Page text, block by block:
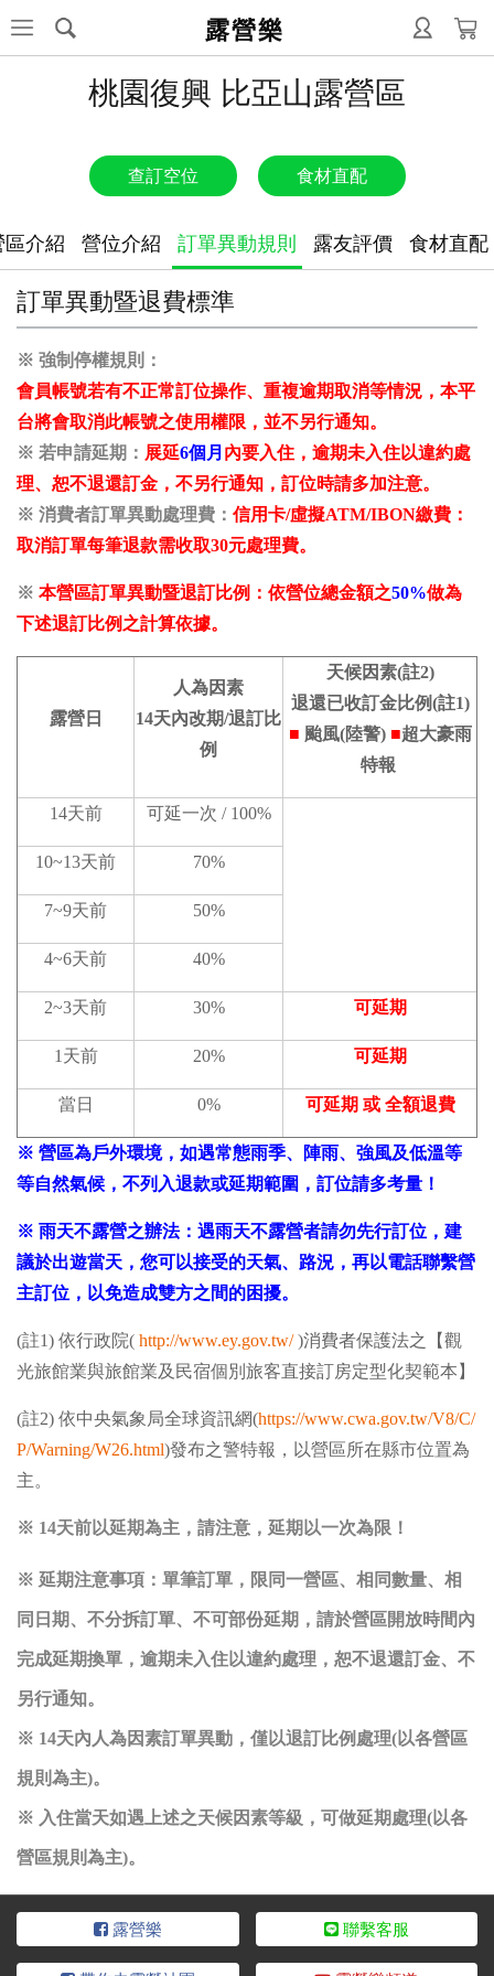
露營樂
桃園復興 比亞山露營區
查訂空位 食材直配
區介紹 營位介紹 訂單異動規則 露友評價 食材直配
訂單異動暨退費標準
※ 強制停權規則：
會員帳號若有不正常訂位操作、重複逾期取消等情況，本平
台將會取消此帳號之使用權限，並不另行通知。
※ 若申請延期： 展延6個月 內要入住，逾期未入住以違約處
理、恕不退還訂金，不另行通知， 訂位時請多加注意。
※ 消費者訂單異動處理費： 信用卡/虛擬ATM/IBON繳費：
取消訂單每筆退款需收取30元處理費。
※ 本營區訂單異動暨退訂比例： 依營位總金額之50%做為
下述退訂比例之計算依據。
露營日
人為因素
14天內改期/退訂比
例
天候因素(註2)
退還已收訂金比例(註1)
■ 颱風(陸警) ■超大豪雨
特報
14天前 可延一次 / 100%
10~13天前 70%
7~9天前 50%
4~6天前 40%
2~3天前 30% 可延期
1天前 20% 可延期
當日 0% 可延期 或 全額退費
※ 營區為戶外環境，如遇常態雨季、陣雨、強風及低溫等
等自然氣候，不列入退款或延期範圍，訂位請多考量！
※ 雨天不露營之辦法：遇雨天不露營者請勿先行訂位，建
議於出遊當天，您可以接受的天氣、路況，再以電話聯繫營
主訂位，以免造成雙方之間的困擾。
(註1) 依行政院( http://www.ey.gov.tw/)消費者保護法之【觀
光旅館業與旅館業及民宿個別旅客直接訂房定型化契範本】
(註2) 依中央氣象局全球資訊網(https://www.cwa.gov.tw/V8/C/
P/Warning/W26.html)發布之警特報，以營區所在縣市位置為
主。
※ 14天前以延期為主，請注意，延期以一次為限！
※ 延期注意事項：單筆訂單，限同一營區、相同數量、相
同日期、不分拆訂單、不可部份延期，請於營區開放時間內
完成延期換單，逾期未入住以違約處理，恕不退還訂金、不
另行通知。
※ 14天內人為因素訂單異動，僅以退訂比例處理(以各營區
規則為主)。
※ 入住當天如遇上述之天候因素等級，可做延期處理(以各
營區規則為主)。
露營樂 聯繫客服